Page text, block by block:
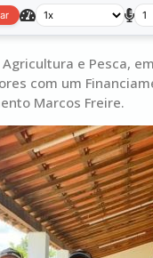
e Pesca,
com um
Marcos Freire.